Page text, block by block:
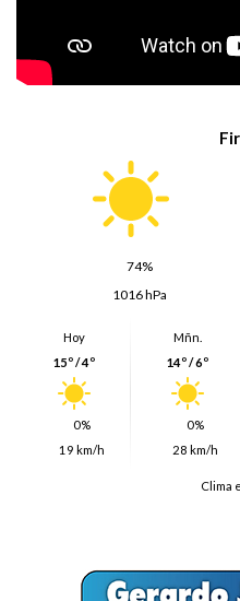
74%
1016 hPa
Hoy
15º / 4º
0%
19 km/h
Mñn.
14º / 6º
0%
28 km/h
Clima